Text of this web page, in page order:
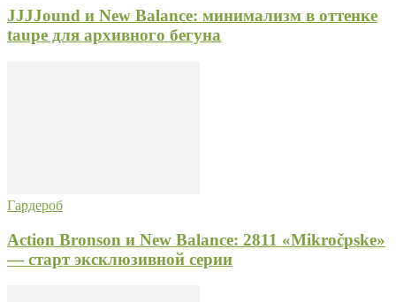
JJJJound и New Balance: минимализм в оттенке
taupe для архивного бегуна
Гардероб
Action Bronson и New Balance: 2811 «Mikročpske»
— старт эксклюзивной серии